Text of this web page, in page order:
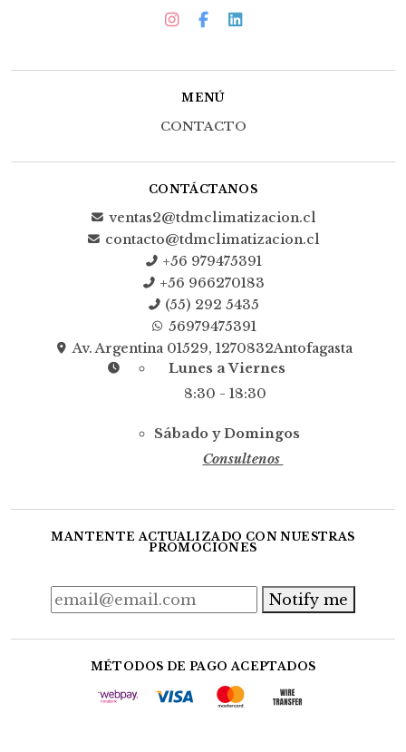
MENÚ
CONTACTO
CONTÁCTANOS
ventas2@tdmclimatizacion.cl
contacto@tdmclimatizacion.cl
+56 979475391
+56 966270183
(55) 292 5435
56979475391
Av. Argentina 01529, 1270832Antofagasta
Lunes a Viernes
8:30 - 18:30
Sábado y Domingos
Consultenos
MANTENTE ACTUALIZADO CON NUESTRAS
PROMOCIONES
Notify me
MÉTODOS DE PAGO ACEPTADOS